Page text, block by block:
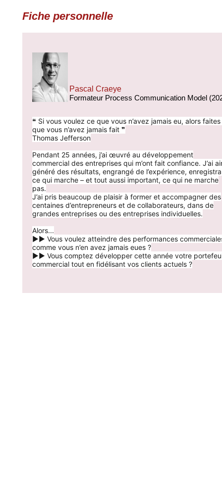
Fiche personnelle
Pascal Craeye
Formateur Process Communication Model
❝ Si vous voulez ce que vous n’avez jamais eu, alors
que vous n’avez jamais fait ❞
Thomas Jefferson
Pendant 25 années, j’ai œuvré au développement
commercial des entreprises qui m’ont fait confiance. J’ai
généré des résultats, engrangé de l’expérience,
ce qui marche – et tout aussi important, ce qui ne marche
pas.
J’ai pris beaucoup de plaisir à former et accompagner des
centaines d’entrepreneurs et de collaborateurs, dans de
grandes entreprises ou des entreprises individuelles.
Alors...
►► Vous voulez atteindre des performances
comme vous n’en avez jamais eues ?
►► Vous comptez développer cette année votre
commercial tout en fidélisant vos clients actuels ?